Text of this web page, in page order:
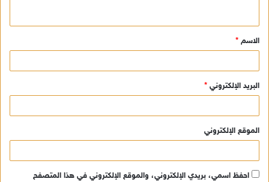
ق
*
الاسم *
البريد الإلكتروني *
الموقع الإلكتروني
احفظ اسمي، بريدي الإلكتروني، والموقع الإلكتروني في هذا المتصفح